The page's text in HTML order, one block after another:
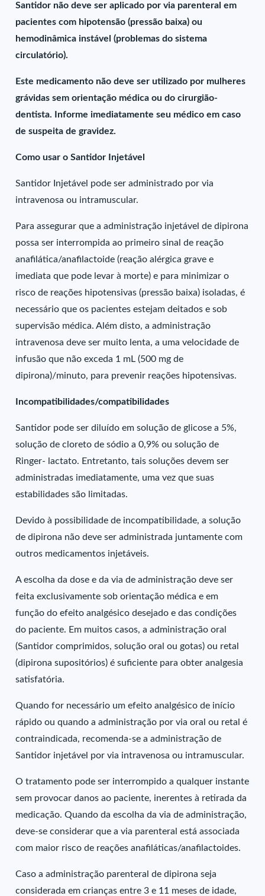
Santidor não deve ser aplicado por via parenteral em
pacientes com hipotensão (pressão baixa) ou
hemodinâmica instável (problemas do sistema
circulatório).
Este medicamento não deve ser utilizado por mulheres
grávidas sem orientação médica ou do cirurgião-
dentista. Informe imediatamente seu médico em caso
de suspeita de gravidez.
Como usar o Santidor Injetável
Santidor Injetável pode ser administrado por via
intravenosa ou intramuscular.
Para assegurar que a administração injetável de dipirona
possa ser interrompida ao primeiro sinal de reação
anafilática/anafilactoide (reação alérgica grave e
imediata que pode levar à morte) e para minimizar o
risco de reações hipotensivas (pressão baixa) isoladas, é
necessário que os pacientes estejam deitados e sob
supervisão médica. Além disto, a administração
intravenosa deve ser muito lenta, a uma velocidade de
infusão que não exceda 1 mL (500 mg de
dipirona)/minuto, para prevenir reações hipotensivas.
Incompatibilidades/compatibilidades
Santidor pode ser diluído em solução de glicose a 5%,
solução de cloreto de sódio a 0,9% ou solução de
Ringer- lactato. Entretanto, tais soluções devem ser
administradas imediatamente, uma vez que suas
estabilidades são limitadas.
Devido à possibilidade de incompatibilidade, a solução
de dipirona não deve ser administrada juntamente com
outros medicamentos injetáveis.
A escolha da dose e da via de administração deve ser
feita exclusivamente sob orientação médica e em
função do efeito analgésico desejado e das condições
do paciente. Em muitos casos, a administração oral
(Santidor comprimidos, solução oral ou gotas) ou retal
(dipirona supositórios) é suficiente para obter analgesia
satisfatória.
Quando for necessário um efeito analgésico de início
rápido ou quando a administração por via oral ou retal é
contraindicada, recomenda-se a administração de
Santidor injetável por via intravenosa ou intramuscular.
O tratamento pode ser interrompido a qualquer instante
sem provocar danos ao paciente, inerentes à retirada da
medicação. Quando da escolha da via de administração,
deve-se considerar que a via parenteral está associada
com maior risco de reações anafiláticas/anafilactoides.
Caso a administração parenteral de dipirona seja
considerada em crianças entre 3 e 11 meses de idade,